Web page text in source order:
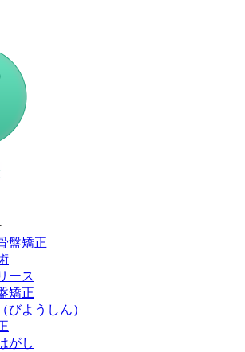
盤矯正
ース
矯正
びようしん）
がし